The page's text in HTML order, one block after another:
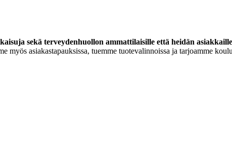
sekä terveydenhuollon ammattilaisille että heidän
asiakastapauksissa, tuemme tuotevalinnoissa ja tarjoamme